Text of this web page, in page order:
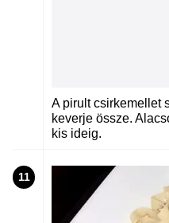
A pirult csirkemellet
keverje össze.
kis ideig.
11